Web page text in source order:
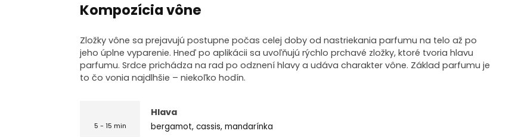
Kompozícia vône
Zložky vône sa prejavujú postupne počas celej doby od nastriekania parfumu na telo až po
jeho úplne vyparenie. Hneď po aplikácii sa uvoľňujú rýchlo prchavé zložky, ktoré tvoria hlavu
parfumu. Srdce prichádza na rad po odznení hlavy a udáva charakter vône. Základ parfumu je
to čo vonia najdlhšie – niekoľko hodín.
5 - 15 min
Hlava
bergamot, cassis, mandarínka